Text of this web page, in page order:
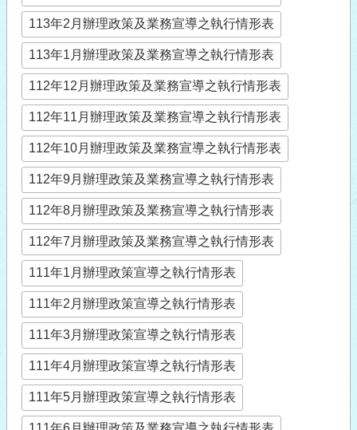
113年2月辦理政策及業務宣導之執行情形表
113年1月辦理政策及業務宣導之執行情形表
112年12月辦理政策及業務宣導之執行情形表
112年11月辦理政策及業務宣導之執行情形表
112年10月辦理政策及業務宣導之執行情形表
112年9月辦理政策及業務宣導之執行情形表
112年8月辦理政策及業務宣導之執行情形表
112年7月辦理政策及業務宣導之執行情形表
111年1月辦理政策宣導之執行情形表
111年2月辦理政策宣導之執行情形表
111年3月辦理政策宣導之執行情形表
111年4月辦理政策宣導之執行情形表
111年5月辦理政策宣導之執行情形表